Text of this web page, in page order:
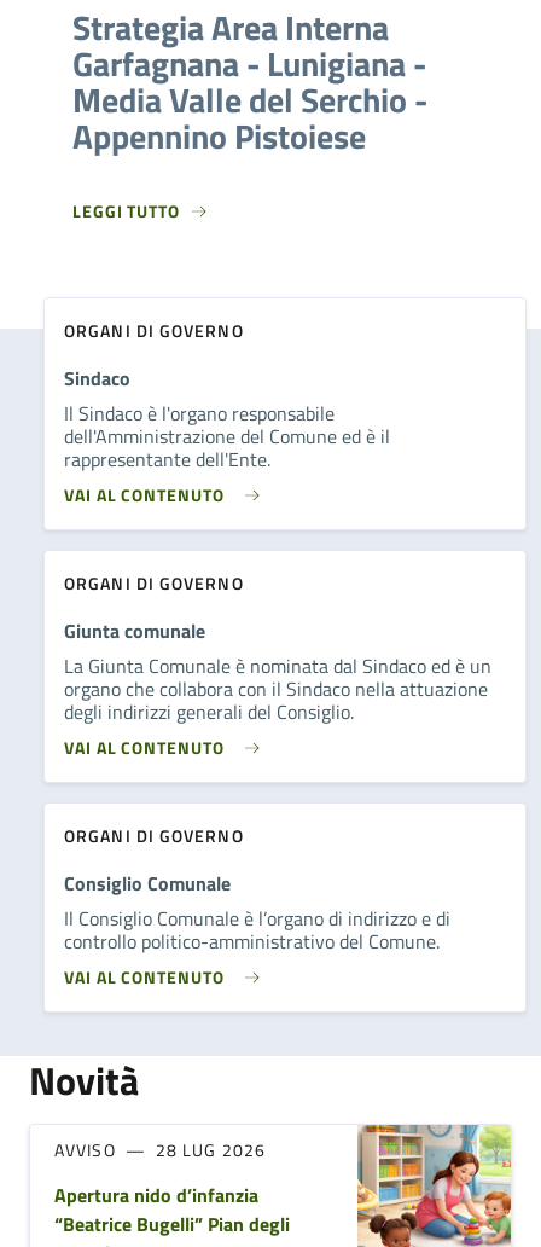
Strategia Area Interna
Garfagnana - Lunigiana -
Media Valle del Serchio -
Appennino Pistoiese
LEGGI TUTTO
ORGANI DI GOVERNO
Sindaco
Il Sindaco è l'organo responsabile
dell'Amministrazione del Comune ed è il
rappresentante dell'Ente.
VAI AL CONTENUTO
ORGANI DI GOVERNO
Giunta comunale
La Giunta Comunale è nominata dal Sindaco ed è un
organo che collabora con il Sindaco nella attuazione
degli indirizzi generali del Consiglio.
VAI AL CONTENUTO
ORGANI DI GOVERNO
Consiglio Comunale
Il Consiglio Comunale è l’organo di indirizzo e di
controllo politico-amministrativo del Comune.
VAI AL CONTENUTO
Novità
AVVISO 28 LUG 2026
Apertura nido d’infanzia
“Beatrice Bugelli” Pian degli